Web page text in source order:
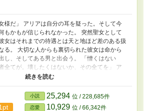
様だ」 アリアは自分の耳を疑った。そして今
もかもが信じられなかった。 突然聖女として
女はそれまでの待遇とは天と地ほど差のある扱
る。 大切な人からも裏切られた彼女は命から
し、そしてある男と出会う。 「憎くはない
全てが。壊したくはないか、その全てを」 ア
を迷うことなく掴んだ。 これは、元聖女が全
シーンには※をつけます。 また辛いシーンが
自衛して下さい。 かなりの不定期更新になり
い。
小説 25,294 位 / 228,685件
恋愛 10,929 位 / 66,342件